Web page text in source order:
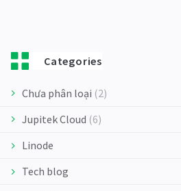
Categories
Chưa phân loại (2)
Jupitek Cloud (6)
Linode
Tech blog